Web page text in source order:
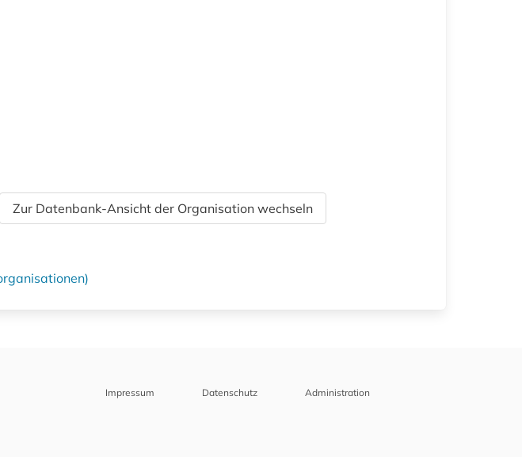
Zur Datenbank-Ansicht der Organisation wechseln
Impressum Datenschutz Administration